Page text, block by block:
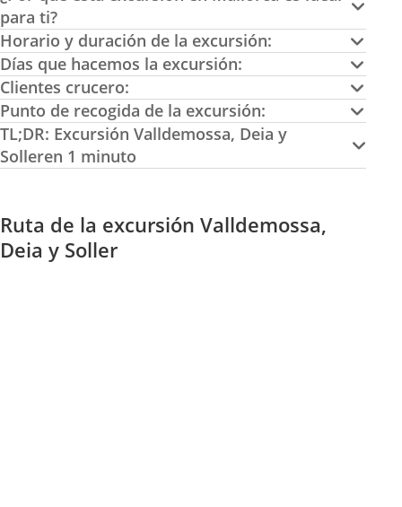
para ti?
Horario y duración de la excursión:
Días que hacemos la excursión:
Clientes crucero:
Punto de recogida de la excursión:
TL;DR: Excursión Valldemossa, Deia y
Solleren 1 minuto
Ruta de la excursión Valldemossa,
Deia y Soller